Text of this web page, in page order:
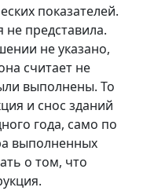
показателей.
не представила.
не указано,
считает не
выполнены. То
и снос зданий
года, само по
выполненных
о том, что